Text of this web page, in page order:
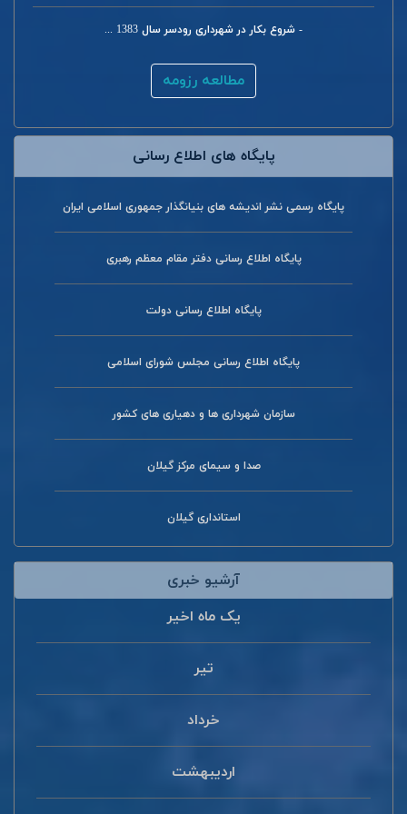
- شروع بکار در شهرداری رودسر سال 1383 ...
مطالعه رزومه
پایگاه های اطلاع رسانی
پایگاه رسمی نشر اندیشه های بنیانگذار جمهوری اسلامی ایران
پایگاه اطلاع رسانی دفتر مقام معظم رهبری
پایگاه اطلاع رسانی دولت
پایگاه اطلاع رسانی مجلس شورای اسلامی
سازمان شهرداری ها و دهیاری های کشور
صدا و سیمای مرکز گیلان
استانداری گیلان
آرشیو خبری
یک ماه اخیر
تیر
خرداد
اردیبهشت